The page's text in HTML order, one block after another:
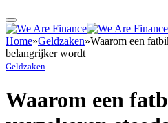
Home»Geldzaken»Waarom een
belangrijker wordt
Geldzaken
Waarom een